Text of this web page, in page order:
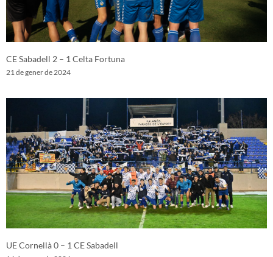
CE Sabadell 2 – 1 Celta Fortuna
21 de gener de 2024
UE Cornellà 0 – 1 CE Sabadell